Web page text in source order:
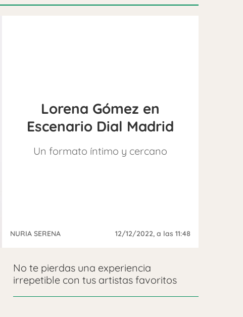
Lorena Gómez en
Escenario Dial Madrid
Un formato íntimo y cercano
NURIA SERENA 12/12/2022, a las 11:48
No te pierdas una experiencia
irrepetible con tus artistas favoritos